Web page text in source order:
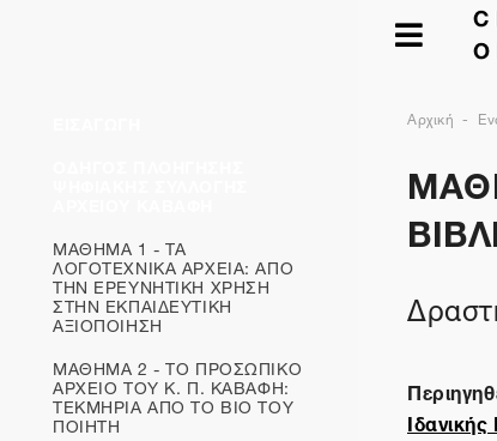
Αρχική
ΜΑΘΗΜΑ 1 - ΤΑ
ΛΟΓΟΤΕΧΝΙΚΑ ΑΡΧΕΙΑ: ΑΠΟ
ΤΗΝ ΕΡΕΥΝΗΤΙΚΗ ΧΡΗΣΗ
ΣΤΗΝ ΕΚΠΑΙΔΕΥΤΙΚΗ
ΑΞΙΟΠΟΙΗΣΗ
ΜΑΘΗΜΑ 2 - ΤΟ ΠΡΟΣΩΠΙΚΟ
ΑΡΧΕΙΟ ΤΟΥ Κ. Π. ΚΑΒΑΦΗ:
ΤΕΚΜΗΡΙΑ ΑΠΟ ΤΟ ΒΙΟ ΤΟΥ
ΠΟΙΗΤΗ